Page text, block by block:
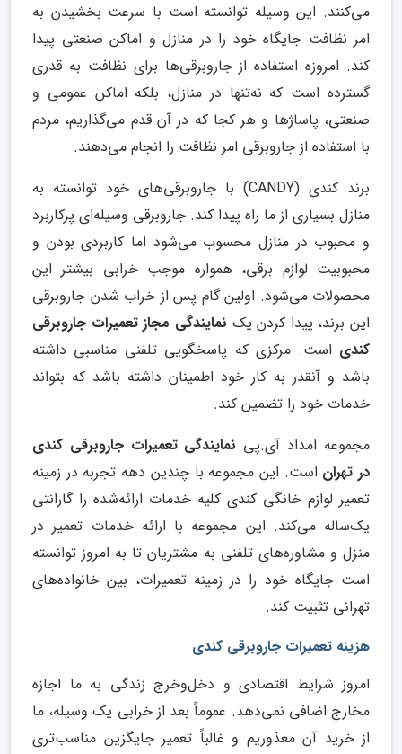
می‌کنند. این وسیله توانسته است با سرعت بخشیدن به
امر نظافت جایگاه خود را در منازل و اماکن صنعتی پیدا
کند. امروزه استفاده از جاروبرقی‌ها برای نظافت به قدری
گسترده است که نه‌تنها در منازل، بلکه اماکن عمومی و
صنعتی، پاساژها و هر کجا که در آن قدم می‌گذاریم، مردم
با استفاده از جارو‌برقی امر نظافت را انجام می‌دهند.
برند کندی (CANDY) با جارو‌برقی‌های خود توانسته به
منازل بسیاری از ما راه پیدا کند. جاروبرقی وسیله‌ای پرکاربرد
و محبوب در منازل محسوب می‌شود اما کاربردی بودن و
محبوبیت لوازم برقی، همواره موجب خرابی بیشتر این
محصولات می‌شود. اولین گام پس از خراب شدن جارو‌برقی
این برند، پیدا کردن یک نمایندگی مجاز تعمیرات جاروبرقی
کندی است. مرکزی که پاسخگویی تلفنی مناسبی داشته
باشد و آنقدر به کار خود اطمینان داشته باشد که بتواند
خدمات خود را تضمین کند.
مجموعه امداد آی.پی نمایندگی تعمیرات جارو‌برقی کندی
در تهران است. این مجموعه با چندین دهه تجربه در زمینه
تعمیر لوازم خانگی کندی کلیه خدمات ارائه‌شده را گارانتی
یک‌ساله می‌کند. این مجموعه با ارائه خدمات تعمیر در
منزل و مشاوره‌های تلفنی به مشتریان تا به امروز توانسته
است جایگاه خود را در زمینه تعمیرات، بین خانواده‌های
تهرانی تثبیت کند.
هزینه تعمیرات جاروبرقی کندی
امروز شرایط اقتصادی و دخل‌وخرج زندگی به ما اجازه
مخارج اضافی نمی‌دهد. عموماً بعد از خرابی یک وسیله، ما
از خرید آن معذوریم و غالباً تعمیر جایگزین مناسب‌تری